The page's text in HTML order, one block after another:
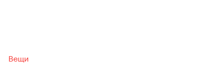
Вещи